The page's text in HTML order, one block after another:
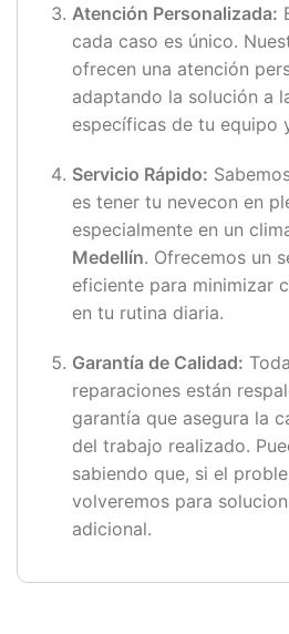
Atención Personalizada:
cada caso es único.
ofrecen una atención
adaptando la solución a
específicas de tu equipo
Servicio Rápido:
es tener tu nevecon en
especialmente en un
Medellín. Ofrecemos un
eficiente para minimizar
en tu rutina diaria.
Garantía de Calidad:
reparaciones están
garantía que asegura la
del trabajo realizado.
sabiendo que, si el
volveremos para
adicional.